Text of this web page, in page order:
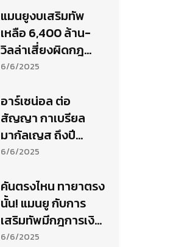
แมนยูงบเสริมทัพ
เหลือ 6,400 ล้าน-
วิลล่าเสี่ยงผิดกฎ
PSR เปิดงบขาดทุน
6/6/2025
อาร์เซน่อล ต่อ
สัญญา กาเบรียล
มากัลเญส ถึงปี
2029 ย้ำแข้งหลัก
6/6/2025
คันตรงไหน ทายาตรง
นั้น! แมนยู กับการ
เสริมทัพมีกฎการเงิน
บีบ
6/6/2025